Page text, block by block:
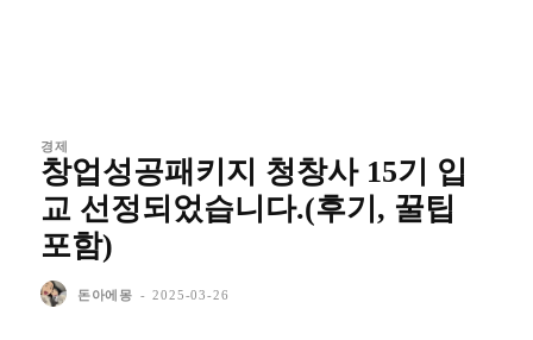
경제
창업성공패키지 청창사 15기 입
교 선정되었습니다.(후기, 꿀팁
포함)
돈아에몽 - 2025-03-26